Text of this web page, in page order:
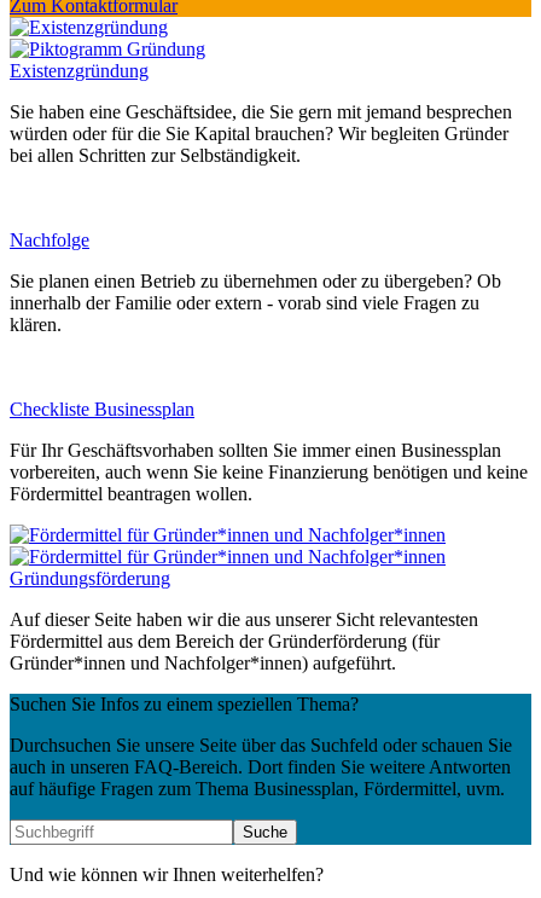
Zum Kontaktformular
Existenzgründung
Sie haben eine Geschäftsidee, die Sie gern mit jemand besprechen
würden oder für die Sie Kapital brauchen? Wir begleiten Gründer
bei allen Schritten zur Selbständigkeit.
Nachfolge
Sie planen einen Betrieb zu übernehmen oder zu übergeben? Ob
innerhalb der Familie oder extern - vorab sind viele Fragen zu
klären.
Checkliste Businessplan
Für Ihr Geschäftsvorhaben sollten Sie immer einen Businessplan
vorbereiten, auch wenn Sie keine Finanzierung benötigen und keine
Fördermittel beantragen wollen.
Gründungsförderung
Auf dieser Seite haben wir die aus unserer Sicht relevantesten
Fördermittel aus dem Bereich der Gründerförderung (für
Gründer*innen und Nachfolger*innen) aufgeführt.
Suchen Sie Infos zu einem speziellen Thema?
Durchsuchen Sie unsere Seite über das Suchfeld oder schauen Sie
auch in unseren FAQ-Bereich. Dort finden Sie weitere Antworten
auf häufige Fragen zum Thema Businessplan, Fördermittel, uvm.
Und wie können wir Ihnen weiterhelfen?